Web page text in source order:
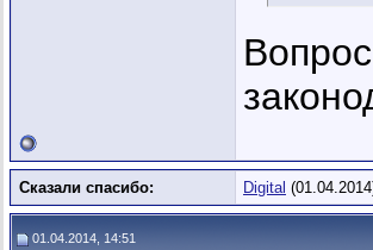
Сказали спасибо: Digital
01.04.2014, 14:51